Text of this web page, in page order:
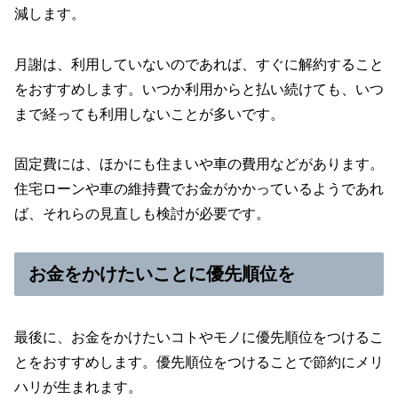
減します。
月謝は、利用していないのであれば、すぐに解約すること
をおすすめします。いつか利用からと払い続けても、いつ
まで経っても利用しないことが多いです。
固定費には、ほかにも住まいや車の費用などがあります。
住宅ローンや車の維持費でお金がかかっているようであれ
ば、それらの見直しも検討が必要です。
お金をかけたいことに優先順位を
最後に、お金をかけたいコトやモノに優先順位をつけるこ
とをおすすめします。優先順位をつけることで節約にメリ
ハリが生まれます。